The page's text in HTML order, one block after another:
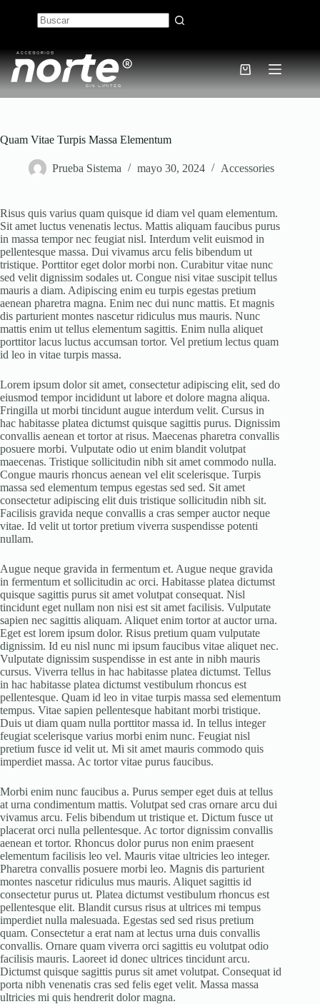
results
Shopping
cart
Quam Vitae Turpis Massa Elementum
Prueba Sistema mayo 30, 2024 Accessories
Risus quis varius quam quisque id diam vel quam elementum.
Sit amet luctus venenatis lectus. Mattis aliquam faucibus purus
in massa tempor nec feugiat nisl. Interdum velit euismod in
pellentesque massa. Dui vivamus arcu felis bibendum ut
tristique. Porttitor eget dolor morbi non. Curabitur vitae nunc
sed velit dignissim sodales ut. Congue nisi vitae suscipit tellus
mauris a diam. Adipiscing enim eu turpis egestas pretium
aenean pharetra magna. Enim nec dui nunc mattis. Et magnis
dis parturient montes nascetur ridiculus mus mauris. Nunc
mattis enim ut tellus elementum sagittis. Enim nulla aliquet
porttitor lacus luctus accumsan tortor. Vel pretium lectus quam
id leo in vitae turpis massa.
Lorem ipsum dolor sit amet, consectetur adipiscing elit, sed do
eiusmod tempor incididunt ut labore et dolore magna aliqua.
Fringilla ut morbi tincidunt augue interdum velit. Cursus in
hac habitasse platea dictumst quisque sagittis purus. Dignissim
convallis aenean et tortor at risus. Maecenas pharetra convallis
posuere morbi. Vulputate odio ut enim blandit volutpat
maecenas. Tristique sollicitudin nibh sit amet commodo nulla.
Congue mauris rhoncus aenean vel elit scelerisque. Turpis
massa sed elementum tempus egestas sed sed. Sit amet
consectetur adipiscing elit duis tristique sollicitudin nibh sit.
Facilisis gravida neque convallis a cras semper auctor neque
vitae. Id velit ut tortor pretium viverra suspendisse potenti
nullam.
Augue neque gravida in fermentum et. Augue neque gravida
in fermentum et sollicitudin ac orci. Habitasse platea dictumst
quisque sagittis purus sit amet volutpat consequat. Nisl
tincidunt eget nullam non nisi est sit amet facilisis. Vulputate
sapien nec sagittis aliquam. Aliquet enim tortor at auctor urna.
Eget est lorem ipsum dolor. Risus pretium quam vulputate
dignissim. Id eu nisl nunc mi ipsum faucibus vitae aliquet nec.
Vulputate dignissim suspendisse in est ante in nibh mauris
cursus. Viverra tellus in hac habitasse platea dictumst. Tellus
in hac habitasse platea dictumst vestibulum rhoncus est
pellentesque. Quam id leo in vitae turpis massa sed elementum
tempus. Vitae sapien pellentesque habitant morbi tristique.
Duis ut diam quam nulla porttitor massa id. In tellus integer
feugiat scelerisque varius morbi enim nunc. Feugiat nisl
pretium fusce id velit ut. Mi sit amet mauris commodo quis
imperdiet massa. Ac tortor vitae purus faucibus.
Morbi enim nunc faucibus a. Purus semper eget duis at tellus
at urna condimentum mattis. Volutpat sed cras ornare arcu dui
vivamus arcu. Felis bibendum ut tristique et. Dictum fusce ut
placerat orci nulla pellentesque. Ac tortor dignissim convallis
aenean et tortor. Rhoncus dolor purus non enim praesent
elementum facilisis leo vel. Mauris vitae ultricies leo integer.
Pharetra convallis posuere morbi leo. Magnis dis parturient
montes nascetur ridiculus mus mauris. Aliquet sagittis id
consectetur purus ut. Platea dictumst vestibulum rhoncus est
pellentesque elit. Blandit cursus risus at ultrices mi tempus
imperdiet nulla malesuada. Egestas sed sed risus pretium
quam. Consectetur a erat nam at lectus urna duis convallis
convallis. Ornare quam viverra orci sagittis eu volutpat odio
facilisis mauris. Laoreet id donec ultrices tincidunt arcu.
Dictumst quisque sagittis purus sit amet volutpat. Consequat id
porta nibh venenatis cras sed felis eget velit. Massa massa
ultricies mi quis hendrerit dolor magna.